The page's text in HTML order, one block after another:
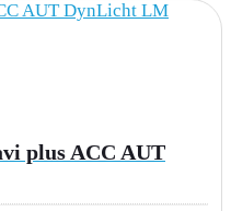
vorn
für die
plus ACC AUT